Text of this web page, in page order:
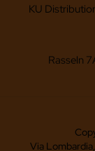
KU
Rasseln
Via